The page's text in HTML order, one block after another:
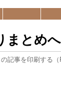
まとめへ
記事を印刷する（